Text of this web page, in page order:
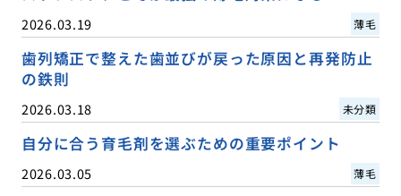
2026.03.19 薄毛
歯列矯正で整えた歯並びが戻った原因と再発防止
の鉄則
2026.03.18 未分類
自分に合う育毛剤を選ぶための重要ポイント
2026.03.05 薄毛